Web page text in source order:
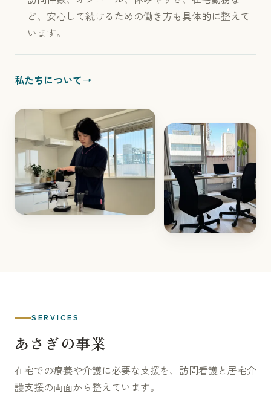
ど、安心して続けるための働き方も具体的に整えて
います。
私たちについて→
SERVICES
あさぎの事業
在宅での療養や介護に必要な支援を、訪問看護と居宅介
護支援の両面から整えています。